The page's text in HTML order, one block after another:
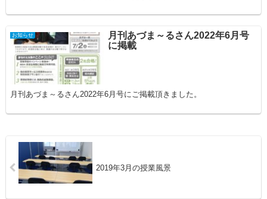
お知らせ
月刊あづま～るさん2022年6月号
に掲載
月刊あづま～るさん2022年6月号にご掲載頂きました。
2019年3月の授業風景